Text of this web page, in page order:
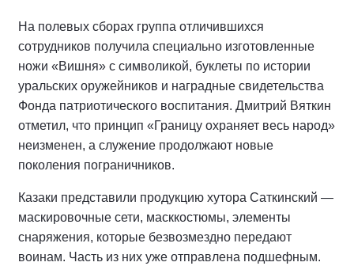
На полевых сборах группа отличившихся
сотрудников получила специально изготовленные
ножи «Вишня» с символикой, буклеты по истории
уральских оружейников и наградные свидетельства
Фонда патриотического воспитания. Дмитрий Вяткин
отметил, что принцип «Границу охраняет весь народ»
неизменен, а служение продолжают новые
поколения пограничников.
Казаки представили продукцию хутора Саткинский —
маскировочные сети, масккостюмы, элементы
снаряжения, которые безвозмездно передают
воинам. Часть из них уже отправлена подшефным.